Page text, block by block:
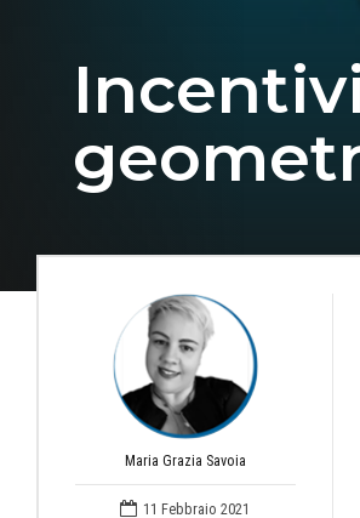
Maria Grazia Savoia
11 Febbraio 2021